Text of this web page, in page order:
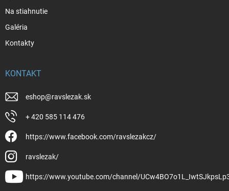
Na stiahnutie
Galéria
Kontakty
KONTAKT
eshop@ravslezak.sk
+ 420 585 114 476
https://www.facebook.com/ravslezakcz/
ravslezak/
https://www.youtube.com/channel/